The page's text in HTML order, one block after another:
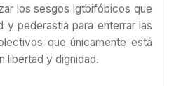
los sesgos lgtbifóbicos que
y pederastia para enterrar las
que únicamente está
libertad y dignidad.